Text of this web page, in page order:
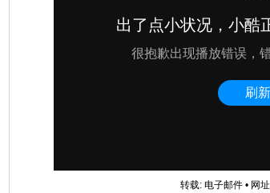
转载: 电子邮件• 网址